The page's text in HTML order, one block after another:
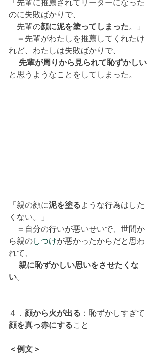
「先輩に推薦されてリーダーになった
のに失敗ばかりで、
先輩の顔に泥を塗ってしまった。」
＝先輩がわたしを推薦してくれたけ
れど、わたしは失敗ばかりで、
先輩が周りから見られて恥ずかしい
と思うようなことをしてしまった。
「親の顔に泥を塗るような行為はした
くない。」
＝自分の行いが悪いせいで、世間か
ら親のしつけが悪かったからだと思わ
れて、
親に恥ずかしい思いをさせたくな
い。
４． 顔から火が出る ：恥ずかしすぎて
顔を真っ赤にすること
＜例文＞